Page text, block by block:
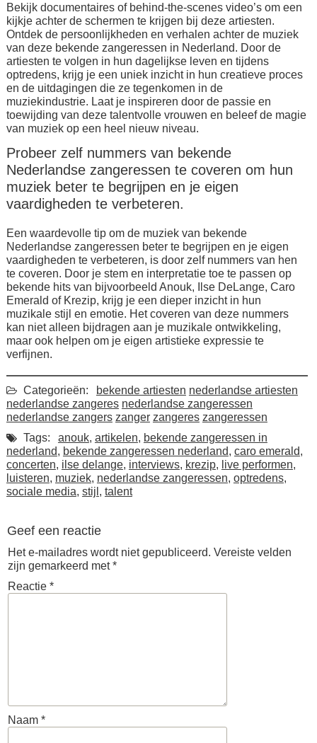
Bekijk documentaires of behind-the-scenes video’s om een
kijkje achter de schermen te krijgen bij deze artiesten.
Ontdek de persoonlijkheden en verhalen achter de muziek
van deze bekende zangeressen in Nederland. Door de
artiesten te volgen in hun dagelijkse leven en tijdens
optredens, krijg je een uniek inzicht in hun creatieve proces
en de uitdagingen die ze tegenkomen in de
muziekindustrie. Laat je inspireren door de passie en
toewijding van deze talentvolle vrouwen en beleef de magie
van muziek op een heel nieuw niveau.
Probeer zelf nummers van bekende
Nederlandse zangeressen te coveren om hun
muziek beter te begrijpen en je eigen
vaardigheden te verbeteren.
Een waardevolle tip om de muziek van bekende
Nederlandse zangeressen beter te begrijpen en je eigen
vaardigheden te verbeteren, is door zelf nummers van hen
te coveren. Door je stem en interpretatie toe te passen op
bekende hits van bijvoorbeeld Anouk, Ilse DeLange, Caro
Emerald of Krezip, krijg je een dieper inzicht in hun
muzikale stijl en emotie. Het coveren van deze nummers
kan niet alleen bijdragen aan je muzikale ontwikkeling,
maar ook helpen om je eigen artistieke expressie te
verfijnen.
Categorieën: bekende artiesten nederlandse artiesten
nederlandse zangeres nederlandse zangeressen
nederlandse zangers zanger zangeres zangeressen
Tags:
anouk, artikelen, bekende zangeressen in
nederland, bekende zangeressen nederland, caro emerald,
concerten, ilse delange, interviews, krezip, live performen,
luisteren, muziek, nederlandse zangeressen, optredens,
sociale media, stijl, talent
Geef een reactie
Het e-mailadres wordt niet gepubliceerd. Vereiste velden
zijn gemarkeerd met*
Reactie *
Naam *